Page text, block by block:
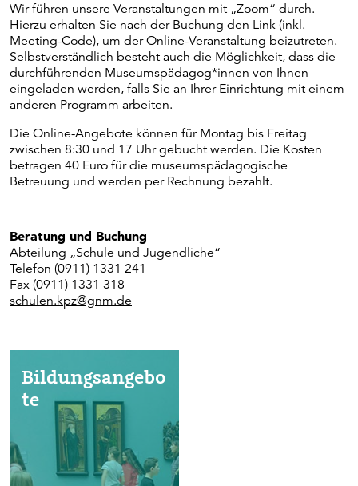
Wir führen unsere Veranstaltungen mit „Zoom“ durch.
Hierzu erhalten Sie nach der Buchung den Link (inkl.
Meeting-Code), um der Online-Veranstaltung beizutreten.
Selbstverständlich besteht auch die Möglichkeit, dass die
durchführenden Museumspädagog*innen von Ihnen
eingeladen werden, falls Sie an Ihrer Einrichtung mit einem
anderen Programm arbeiten.
Die Online-Angebote können für Montag bis Freitag
zwischen 8:30 und 17 Uhr gebucht werden. Die Kosten
betragen 40 Euro für die museumspädagogische
Betreuung und werden per Rechnung bezahlt.
Beratung und Buchung
Abteilung „Schule und Jugendliche“
Telefon (0911) 1331 241
Fax (0911) 1331 318
schulen.kpz@gnm.de
Bildungsangebo
te